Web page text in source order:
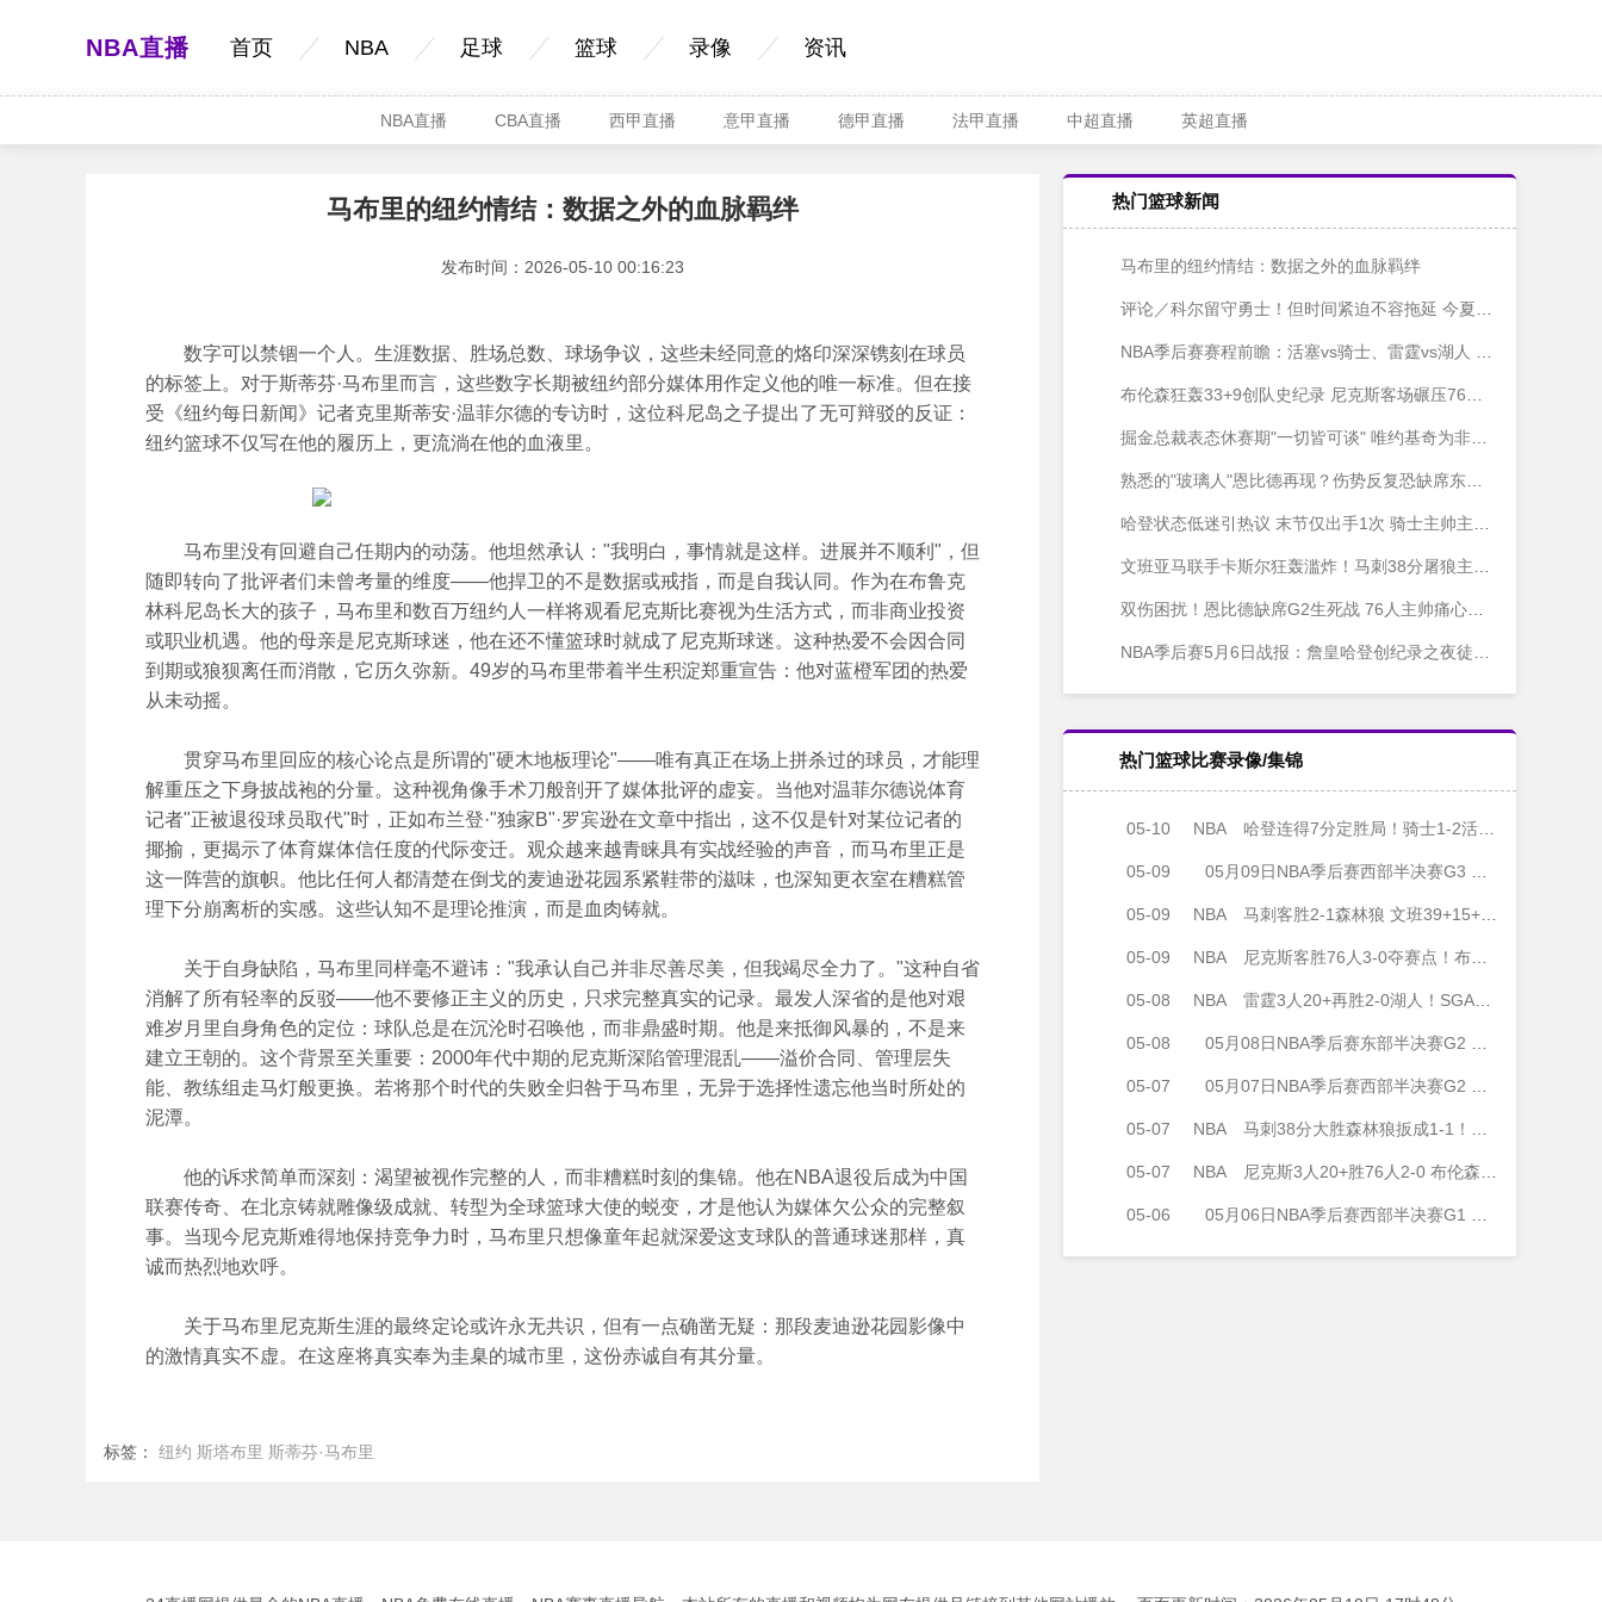
NBA直播 首页 NBA 足球 篮球 录像 资讯
NBA直播 CBA直播 西甲直播 意甲直播 德甲直播 法甲直播 中超直播 英超直播
马布里的纽约情结：数据之外的血脉羁绊
发布时间：2026-05-10 00:16:23
数字可以禁锢一个人。生涯数据、胜场总数、球场争议，这些未经同意的烙印深深镌刻在球员
的标签上。对于斯蒂芬·马布里而言，这些数字长期被纽约部分媒体用作定义他的唯一标准。但在接
受《纽约每日新闻》记者克里斯蒂安·温菲尔德的专访时，这位科尼岛之子提出了无可辩驳的反证：
纽约篮球不仅写在他的履历上，更流淌在他的血液里。
马布里没有回避自己任期内的动荡。他坦然承认："我明白，事情就是这样。进展并不顺利"，但
随即转向了批评者们未曾考量的维度——他捍卫的不是数据或戒指，而是自我认同。作为在布鲁克
林科尼岛长大的孩子，马布里和数百万纽约人一样将观看尼克斯比赛视为生活方式，而非商业投资
或职业机遇。他的母亲是尼克斯球迷，他在还不懂篮球时就成了尼克斯球迷。这种热爱不会因合同
到期或狼狈离任而消散，它历久弥新。49岁的马布里带着半生积淀郑重宣告：他对蓝橙军团的热爱
从未动摇。
贯穿马布里回应的核心论点是所谓的"硬木地板理论"——唯有真正在场上拼杀过的球员，才能理
解重压之下身披战袍的分量。这种视角像手术刀般剖开了媒体批评的虚妄。当他对温菲尔德说体育
记者"正被退役球员取代"时，正如布兰登·"独家B"·罗宾逊在文章中指出，这不仅是针对某位记者的
揶揄，更揭示了体育媒体信任度的代际变迁。观众越来越青睐具有实战经验的声音，而马布里正是
这一阵营的旗帜。他比任何人都清楚在倒戈的麦迪逊花园系紧鞋带的滋味，也深知更衣室在糟糕管
理下分崩离析的实感。这些认知不是理论推演，而是血肉铸就。
关于自身缺陷，马布里同样毫不避讳："我承认自己并非尽善尽美，但我竭尽全力了。"这种自省
消解了所有轻率的反驳——他不要修正主义的历史，只求完整真实的记录。最发人深省的是他对艰
难岁月里自身角色的定位：球队总是在沉沦时召唤他，而非鼎盛时期。他是来抵御风暴的，不是来
建立王朝的。这个背景至关重要：2000年代中期的尼克斯深陷管理混乱——溢价合同、管理层失
能、教练组走马灯般更换。若将那个时代的失败全归咎于马布里，无异于选择性遗忘他当时所处的
泥潭。
他的诉求简单而深刻：渴望被视作完整的人，而非糟糕时刻的集锦。他在NBA退役后成为中国
联赛传奇、在北京铸就雕像级成就、转型为全球篮球大使的蜕变，才是他认为媒体欠公众的完整叙
事。当现今尼克斯难得地保持竞争力时，马布里只想像童年起就深爱这支球队的普通球迷那样，真
诚而热烈地欢呼。
关于马布里尼克斯生涯的最终定论或许永无共识，但有一点确凿无疑：那段麦迪逊花园影像中
的激情真实不虚。在这座将真实奉为圭臬的城市里，这份赤诚自有其分量。
标签： 纽约 斯塔布里 斯蒂芬·马布里
热门篮球新闻
马布里的纽约情结：数据之外的血脉羁绊
评论／科尔留守勇士！但时间紧迫不容拖延 今夏才是真正考验
NBA季后赛赛程前瞻：活塞vs骑士、雷霆vs湖人 赔率分析与胜负预测
布伦森狂轰33+9创队史纪录 尼克斯客场碾压76人夺赛点
掘金总裁表态休赛期"一切皆可谈" 唯约基奇为非卖品 球队痛定思痛谋升级
熟悉的"玻璃人"恩比德再现？伤势反复恐缺席东决G3关键战
哈登状态低迷引热议 末节仅出手1次 骑士主帅主动揽责
文班亚马联手卡斯尔狂轰滥炸！马刺38分屠狼主场扳平系列赛
双伤困扰！恩比德缺席G2生死战 76人主帅痛心坦言：他极度沮丧
NBA季后赛5月6日战报：詹皇哈登创纪录之夜徒劳 湖人骑士双双惨败
热门篮球比赛录像/集锦
05-10 NBA 哈登连得7分定胜局！骑士1-2活塞 米切尔35分 坎宁安27+10+10
05-09 05月09日NBA季后赛西部半决赛G3 马刺 - 森林狼 全场录像
05-09 NBA 马刺客胜2-1森林狼 文班39+15+5帽 爱德华兹32+14+6
05-09 NBA 尼克斯客胜76人3-0夺赛点！布伦森33+5+9 恩比德复出17中7
05-08 NBA 雷霆3人20+再胜2-0湖人！SGA22分 詹姆斯23+6 小里31+6
05-08 05月08日NBA季后赛东部半决赛G2 骑士 - 活塞 全场录像
05-07 05月07日NBA季后赛西部半决赛G2 森林狼 - 马刺 全场录像
05-07 NBA 马刺38分大胜森林狼扳成1-1！文班26分钟19+15 华子13中5
05-07 NBA 尼克斯3人20+胜76人2-0 布伦森26+6 唐斯20+10+7 恩比德伤缺
05-06 05月06日NBA季后赛西部半决赛G1 湖人 - 雷霆 全场录像